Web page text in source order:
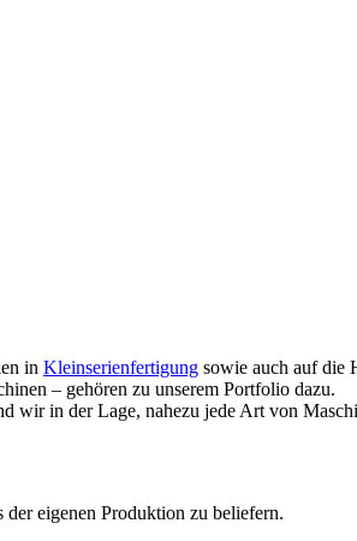
in Kleinserienfertigung sowie auch auf die
– gehören zu unserem Portfolio dazu.
wir in der Lage, nahezu jede Art von
eigenen Produktion zu beliefern.